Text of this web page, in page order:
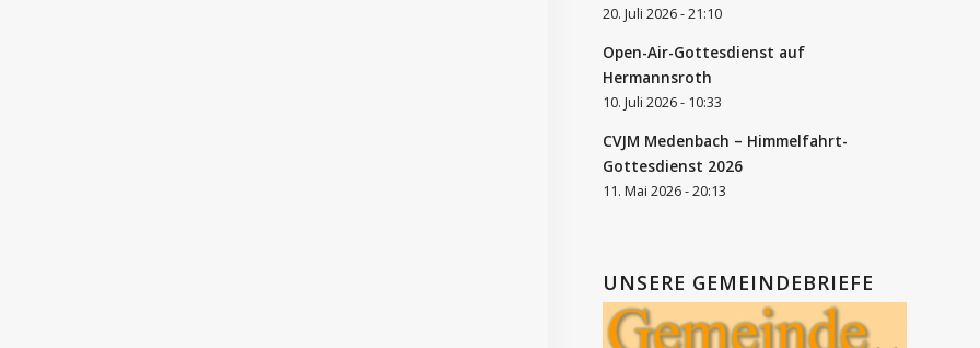
20. Juli 2026 - 21:10
Open-Air-Gottesdienst auf
Hermannsroth
10. Juli 2026 - 10:33
CVJM Medenbach – Himmelfahrt-
Gottesdienst 2026
11. Mai 2026 - 20:13
UNSERE GEMEINDEBRIEFE